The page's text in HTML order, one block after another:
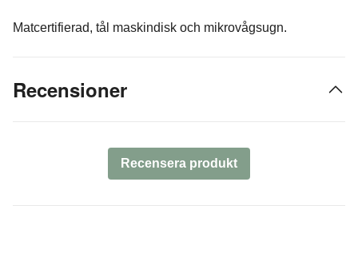
Matcertifierad, tål maskindisk och mikrovågsugn.
Recensioner
Recensera produkt